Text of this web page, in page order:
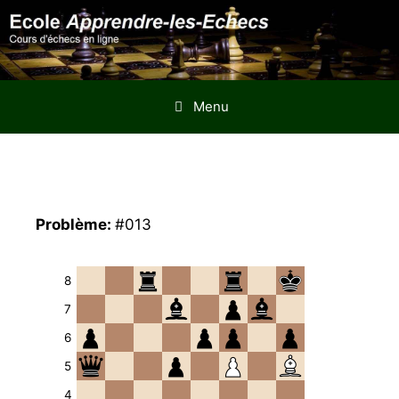
Aller
au
contenu
Menu
Problème: #013
8
7
6
5
4